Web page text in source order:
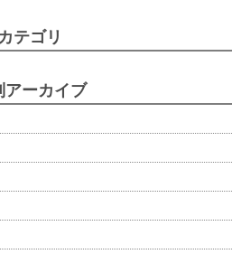
カテゴリ
アーカイブ